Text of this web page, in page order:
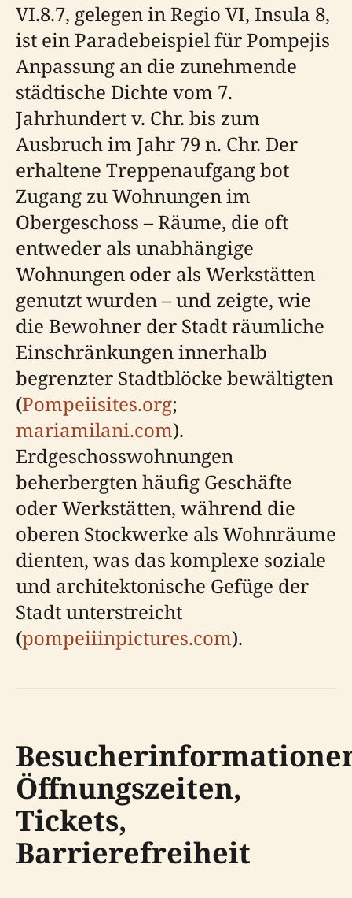
VI.8.7, gelegen in Regio VI, Insula 8,
ist ein Paradebeispiel für Pompejis
Anpassung an die zunehmende
städtische Dichte vom 7.
Jahrhundert v. Chr. bis zum
Ausbruch im Jahr 79 n. Chr. Der
erhaltene Treppenaufgang bot
Zugang zu Wohnungen im
Obergeschoss – Räume, die oft
entweder als unabhängige
Wohnungen oder als Werkstätten
genutzt wurden – und zeigte, wie
die Bewohner der Stadt räumliche
Einschränkungen innerhalb
begrenzter Stadtblöcke bewältigten
(Pompeiisites.org;
mariamilani.com).
Erdgeschosswohnungen
beherbergten häufig Geschäfte
oder Werkstätten, während die
oberen Stockwerke als Wohnräume
dienten, was das komplexe soziale
und architektonische Gefüge der
Stadt unterstreicht
(pompeiiinpictures.com).
Öffnungszeiten,
Tickets,
Barrierefreiheit